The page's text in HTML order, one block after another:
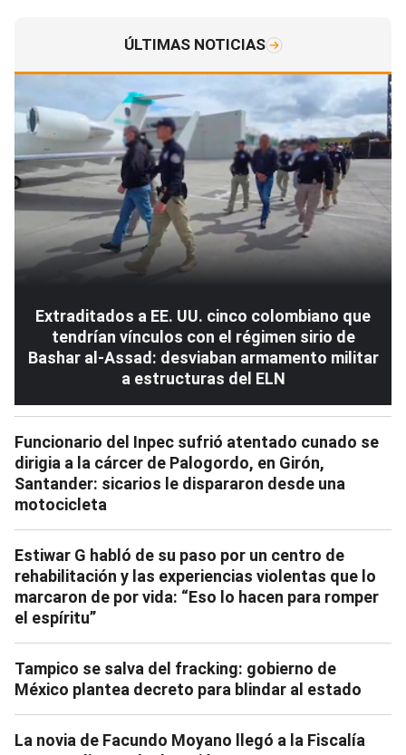
ÚLTIMAS NOTICIAS
Extraditados a EE. UU. cinco colombiano que
tendrían vínculos con el régimen sirio de
Bashar al-Assad: desviaban armamento militar
a estructuras del ELN
Funcionario del Inpec sufrió atentado cunado se
dirigia a la cárcer de Palogordo, en Girón,
Santander: sicarios le dispararon desde una
motocicleta
Estiwar G habló de su paso por un centro de
rehabilitación y las experiencias violentas que lo
marcaron de por vida: “Eso lo hacen para romper
el espíritu”
Tampico se salva del fracking: gobierno de
México plantea decreto para blindar al estado
La novia de Facundo Moyano llegó a la Fiscalía